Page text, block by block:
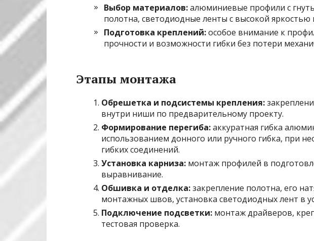
Выбор материалов:алюминиевые профили с
полотна, светодиодные ленты с высокой
Подготовка креплений:особое внимание к
прочности и возможности гибки без потери
Этапы монтажа
Обрешетка и подсистемы крепления:
внутри ниши по предварительному проекту.
Формирование перегиба:аккуратная гибка
использованием донного или ручного гибка, при
гибких соединений.
Установка карниза: монтаж профилей в
выравнивание.
Обшивка и отделка:закрепление полотна, его
монтажных швов, установка светодиодных лент в
Подключение подсветки: монтаж драйверов,
тестовая проверка.